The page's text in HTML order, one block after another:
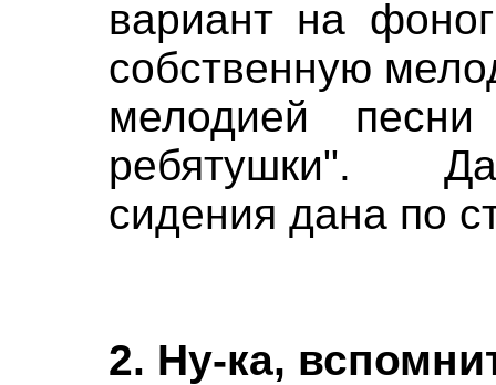
вариант на
собственную
мелодией
ребятушки".
сидения дана по
2. Ну-ка,